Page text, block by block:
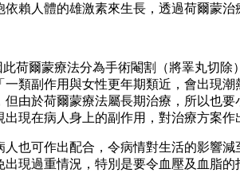
賴人體的雄激素來生長，透過荷爾蒙
荷爾蒙療法分為手術閹割（將睪丸切
類副作用與女性更年期類近，會出現
由於荷爾蒙療法屬長期治療，所以也
現在病人身上的副作用，對治療方案
也可作出配合，令病情對生活的影響
現過重情況，特別是要令血壓及血脂